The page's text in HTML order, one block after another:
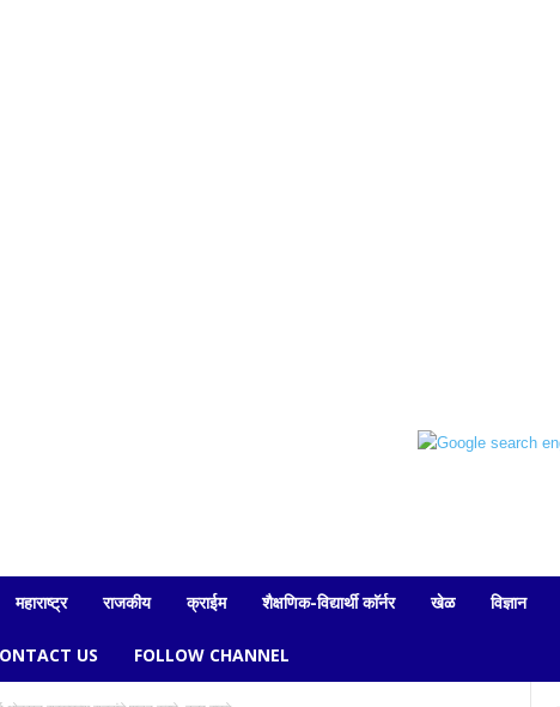
महाराष्ट्र राजकीय क्राईम शैक्षणिक-विद्यार्थी काॅर्नर खेळ विज्ञान
US FOLLOW CHANNEL